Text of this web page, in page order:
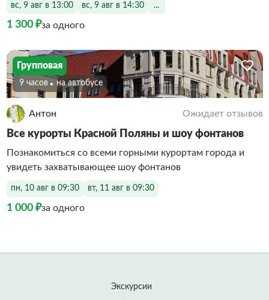
вс, 9 авг в 13:00 вс, 9 авг в 14:30 ...
1 300 ₽за одного
Групповая
9 часов На автобусе
Антон Ожидает отзывов
Все курорты Красной Поляны и шоу фонтанов
Познакомиться со всеми горными курортам города и
увидеть захватывающее шоу фонтанов
пн, 10 авг в 09:30 вт, 11 авг в 09:30
1 000 ₽за одного
Экскурсии